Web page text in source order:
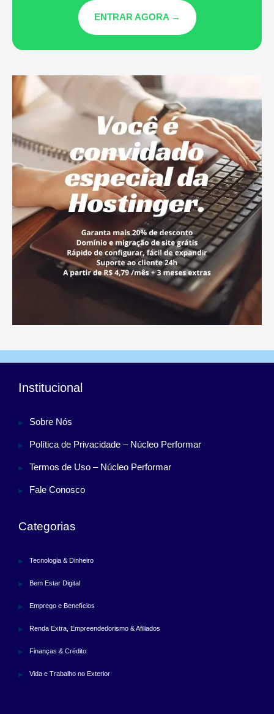
ENTRAR AGORA →
Institucional
Sobre Nós
Política de Privacidade – Núcleo Performar
Termos de Uso – Núcleo Performar
Fale Conosco
Categorias
Tecnologia & Dinheiro
Bem Estar Digital
Emprego e Benefícios
Renda Extra, Empreendedorismo & Afiliados
Finanças & Crédito
Vida e Trabalho no Exterior